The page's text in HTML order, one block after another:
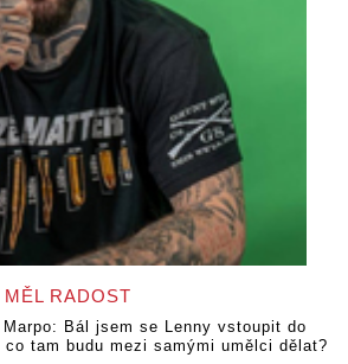
RADOST
Marpo: Bál jsem se Lenny vstoupit do
tam budu mezi samými umělci dělat?